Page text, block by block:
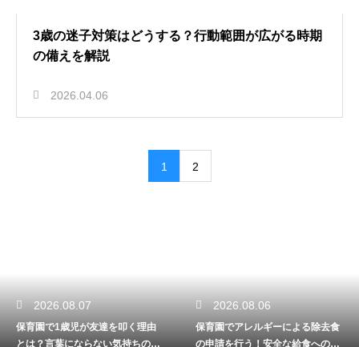
3歳の迷子対策はどうする？行動範囲が広がる時期
の備えを解説
2026.04.06
1 2
2026.08.07
保育園で1歳児が友達を叩く理由
とは？言葉にならない気持ちの代
2026.08.06
保育園でアレルギーによる除去食
の申請を行う！安全な給食への第